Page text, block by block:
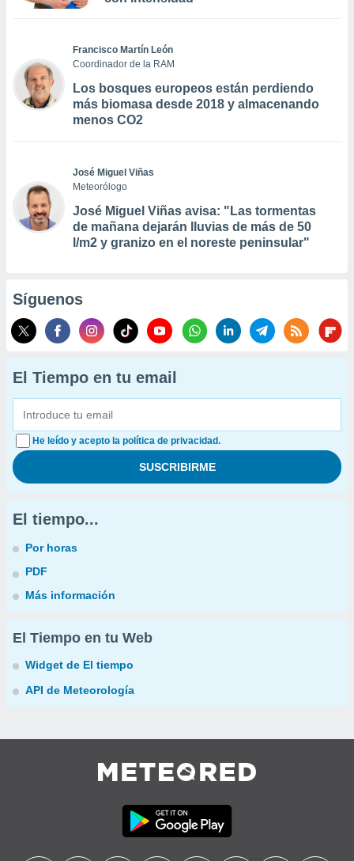
Francisco Martín León
Coordinador de la RAM
Los bosques europeos están perdiendo
más biomasa desde 2018 y almacenando
menos CO2
José Miguel Viñas
Meteorólogo
José Miguel Viñas avisa: "Las tormentas
de mañana dejarán lluvias de más de 50
l/m2 y granizo en el noreste peninsular"
Síguenos
El Tiempo en tu email
He leído y acepto la política de privacidad.
El tiempo...
Por horas
PDF
Más información
El Tiempo en tu Web
Widget de El tiempo
API de Meteorología